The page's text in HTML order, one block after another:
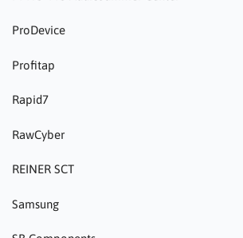
ProDevice
Profitap
Rapid7
RawCyber
REINER SCT
Samsung